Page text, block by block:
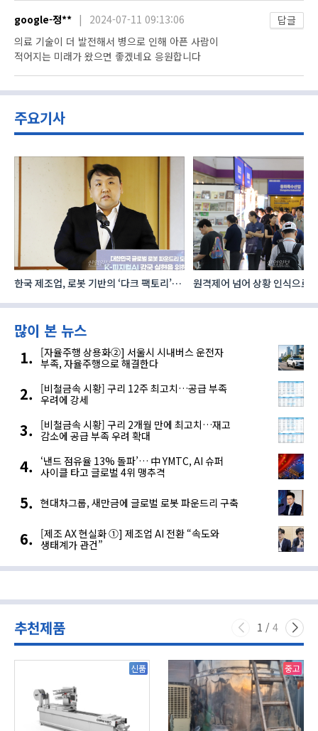
google-정** |
2024-07-11 09:13:06
의료 기술이 더 발전해서 병으로 인해 아픈 사람이
적어지는 미래가 왔으면 좋겠네요 응원합니다
답글
주요기사
한국 제조업, 로봇 기반의 ‘다크 팩토리’로
원격제어 넘어 상황 인식으로,
많이 본 뉴스
[자율주행 상용화②] 서울시 시내버스 운전자
부족, 자율주행으로 해결한다
[비철금속 시황] 구리 12주 최고치…공급 부족
우려에 강세
[비철금속 시황] 구리 2개월 만에 최고치…재고
감소에 공급 부족 우려 확대
‘낸드 점유율 13% 돌파’… 中 YMTC, AI 슈퍼
사이클 타고 글로벌 4위 맹추격
현대차그룹, 새만금에 글로벌 로봇 파운드리 구축
[제조 AX 현실화 ①] 제조업 AI 전환 “속도와
생태계가 관건”
추천제품 1 / 4
신품 중고